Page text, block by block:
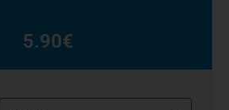
5.90€